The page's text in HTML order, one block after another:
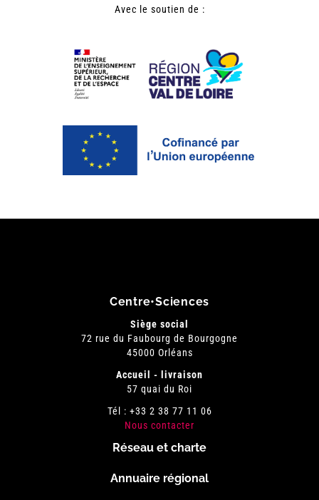
Avec le soutien de :
Centre•Sciences
Siège social
72 rue du Faubourg de Bourgogne
45000 Orléans
Accueil - livraison
57 quai du Roi
Tél : +33 2 38 77 11 06
Nous contacter
Réseau et charte
Annuaire régional